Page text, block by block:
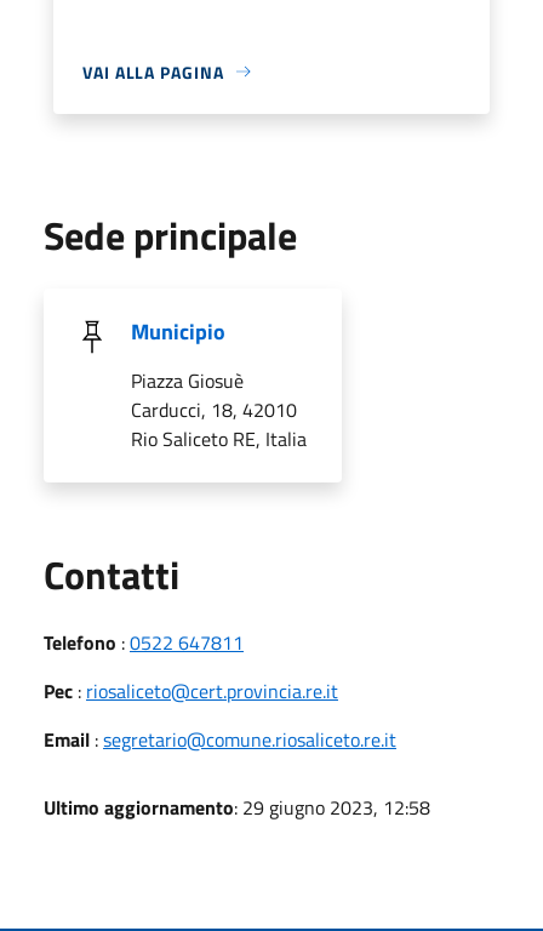
VAI ALLA PAGINA
Sede principale
Municipio
Piazza Giosuè
Carducci, 18, 42010
Rio Saliceto RE, Italia
Contatti
Telefono :0522 647811
Pec : riosaliceto@cert.provincia.re.it
Email :segretario@comune.riosaliceto.re.it
Ultimo aggiornamento: 29 giugno 2023, 12:58